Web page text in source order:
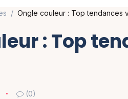
Ongle couleur : Top tendances
: Top
(0)